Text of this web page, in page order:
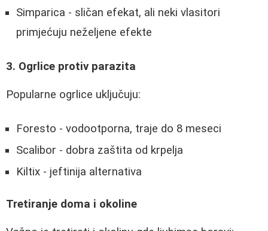
Simparica - sličan efekat, ali neki vlasitori
primjećuju neželjene efekte
3. Ogrlice protiv parazita
Popularne ogrlice uključuju:
Foresto - vodootporna, traje do 8 meseci
Scalibor - dobra zaštita od krpelja
Kiltix - jeftinija alternativa
Tretiranje doma i okoline